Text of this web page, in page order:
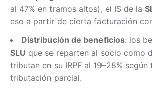
al 47% en tramos altos), el IS de la
eso a partir de cierta facturación
Distribución de beneficios: los
SLU que se reparten al socio como
tributan en su IRPF al 19–28%
tributación parcial.